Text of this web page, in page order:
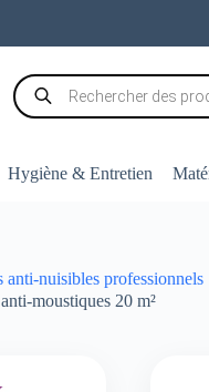
Recherche
de
produits
Hygiène & Entretien
anti-nuisibles professionnels
moustiques 20 m²